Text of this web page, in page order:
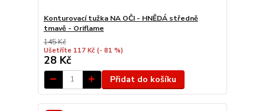
Konturovací tužka NA OČI - HNĚDÁ středně
tmavě - Oriflame
145 Kč
Ušetříte 117 Kč (- 81 %)
28 Kč
Přidat do košíku